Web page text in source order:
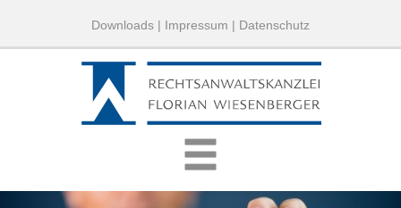
Downloads | Impressum | Datenschutz